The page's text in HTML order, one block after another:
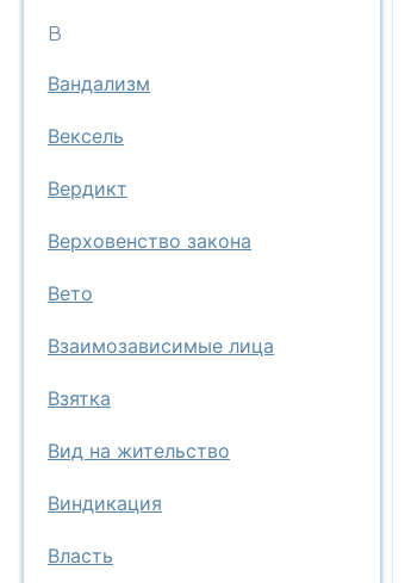
В
Вандализм
Вексель
Вердикт
Верховенство закона
Вето
Взаимозависимые лица
Взятка
Вид на жительство
Виндикация
Власть